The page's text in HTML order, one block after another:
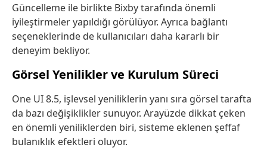
Güncelleme ile birlikte Bixby tarafında önemli
iyileştirmeler yapıldığı görülüyor. Ayrıca bağlantı
seçeneklerinde de kullanıcıları daha kararlı bir
deneyim bekliyor.
Görsel Yenilikler ve Kurulum Süreci
One UI 8.5, işlevsel yeniliklerin yanı sıra görsel tarafta
da bazı değişiklikler sunuyor. Arayüzde dikkat çeken
en önemli yeniliklerden biri, sisteme eklenen şeffaf
bulanıklık efektleri oluyor.